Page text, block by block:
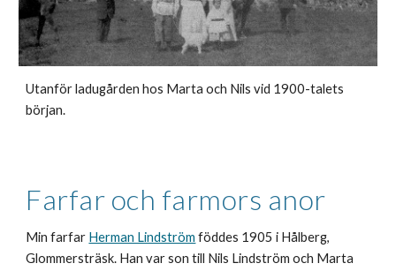
Utanför ladugården hos Marta och Nils vid 1900-talets
början.
Farfar och farmors anor
Min farfar Herman Lindström föddes 1905 i Hålberg,
Glommersträsk. Han var son till Nils Lindström och Marta